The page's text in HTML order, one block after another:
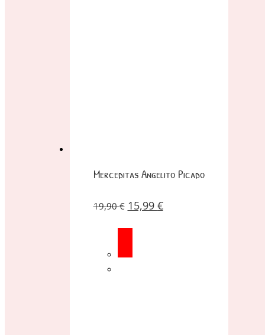
Merceditas Angelito Picado
19,90€ 15,99 €